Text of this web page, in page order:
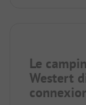
Le
Westert